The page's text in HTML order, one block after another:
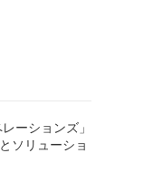
ーションズ」
ソリューショ